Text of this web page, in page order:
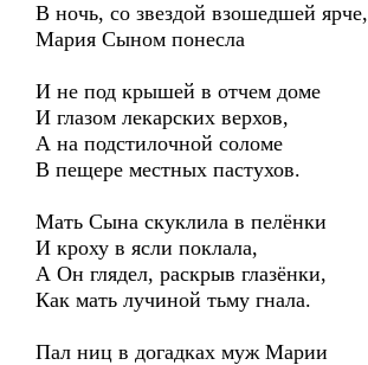
В ночь, со звездой взошедшей ярче,
Мария Сыном понесла
И не под крышей в отчем доме
И глазом лекарских верхов,
А на подстилочной соломе
В пещере местных пастухов.
Мать Сына скуклила в пелёнки
И кроху в ясли поклала,
А Он глядел, раскрыв глазёнки,
Как мать лучиной тьму гнала.
Пал ниц в догадках муж Марии